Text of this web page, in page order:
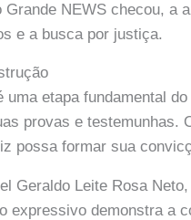
NEWS checou, a
e a busca por justiça.
uma etapa fundamental
provas e testemunhas.
possa formar sua
Geraldo Leite Rosa
expressivo demonstra a